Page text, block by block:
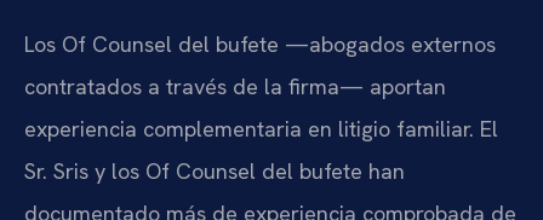
Los Of Counsel del bufete —abogados externos
contratados a través de la firma— aportan
experiencia complementaria en litigio familiar. El
Sr. Sris y los Of Counsel del bufete han
documentado más de experiencia comprobada de